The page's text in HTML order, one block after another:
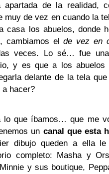
apartada de la realidad,
muy de vez en cuando la
casa los abuelos, donde
cambiamos elde vez en
veces. Lo sé… fue
y es que a los abuelos
delante de la tela
a hacer?
lo que íbamos… que me
un canal que esta
dibujo queden a ella
completo: Masha y
y sus boutique,